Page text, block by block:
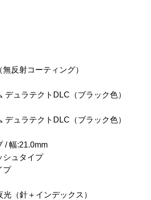
反射コーティング）
デュラテクトDLC（ブラック色）
デュラテクトDLC（ブラック色）
/ 幅:21.0mm
シュタイプ
プ
（針＋インデックス）